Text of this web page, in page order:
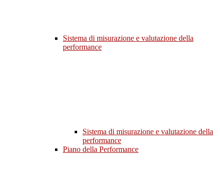
Sistema di misurazione e valutazione della
performance
Sistema di misurazione e valutazione della
performance
Piano della Performance